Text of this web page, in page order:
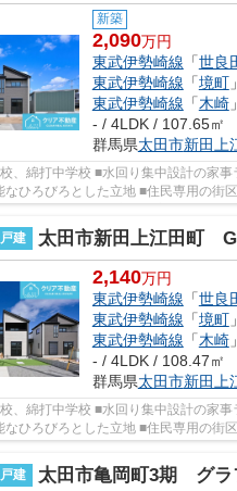
新築
2,090万円
東武伊勢崎線 「世良
東武伊勢崎線 「境町
東武伊勢崎線 「木崎
- / 4LDK / 107.65㎡
群馬県太田市新田上
、綿打中学校 ■水回り集中設計の家事
なひろびろとした立地 ■住民専用の街
建
太田市新田上江田町
2,140万円
東武伊勢崎線 「世良
東武伊勢崎線 「境町
東武伊勢崎線 「木崎
- / 4LDK / 108.47㎡
群馬県太田市新田上
、綿打中学校 ■水回り集中設計の家事
なひろびろとした立地 ■住民専用の街
建
太田市亀岡町3期 グラ